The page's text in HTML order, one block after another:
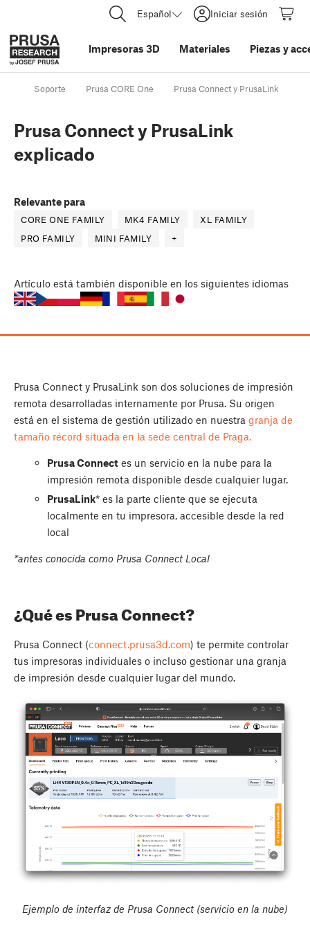
Español Iniciar sesión
Impresoras 3D Materiales Piezas y
Soporte Prusa CORE One Prusa Connect y PrusaLink
Prusa Connect y PrusaLink
explicado
Relevante para
CORE ONE FAMILY MK4 FAMILY
XL FAMILY
PRO FAMILY
MINI FAMILY +
Artículo está también disponible en los siguientes idiomas
Prusa Connect y PrusaLink son dos soluciones de impresión
remota desarrolladas internamente por Prusa. Su origen
está en el sistema de gestión utilizado en nuestra granja de
tamaño récord situada en la sede central de Praga.
Prusa Connectes un servicio en la nube para la
impresión remota disponible desde cualquier lugar.
PrusaLink* es la parte cliente que se ejecuta
localmente en tu impresora, accesible desde la red
local
*antes conocida como Prusa Connect Local
¿Qué es Prusa Connect?
Prusa Connect (connect.prusa3d.com) te permite controlar
tus impresoras individuales o incluso gestionar una granja
de impresión desde cualquier lugar del mundo.
Ejemplo de interfaz de Prusa Connect (servicio en la nube)